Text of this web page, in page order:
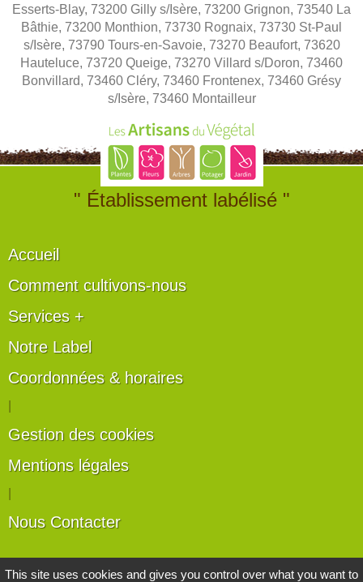
Esserts-Blay, 73200 Gilly s/Isère, 73200 Grignon, 73540 La
Bâthie, 73200 Monthion, 73730 Rognaix, 73730 St-Paul
s/Isère, 73790 Tours-en-Savoie, 73270 Beaufort, 73620
Hauteluce, 73720 Queige, 73270 Villard s/Doron, 73460
Bonvillard, 73460 Cléry, 73460 Frontenex, 73460 Grésy
s/Isère, 73460 Montailleur
" Établissement labélisé "
Accueil
Comment cultivons-nous
Services +
Notre Label
Coordonnées & horaires
Gestion des cookies
Mentions légales
Nous Contacter
Les artisans du végétal
This site uses cookies and gives you control over what you want to